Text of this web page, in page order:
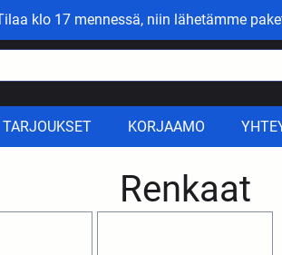
klo 17 mennessä, niin lähetämme
TARJOUKSET KORJAAMO
Renkaat